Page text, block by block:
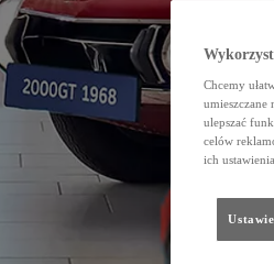
Chcemy
ulepszać
celów
ich